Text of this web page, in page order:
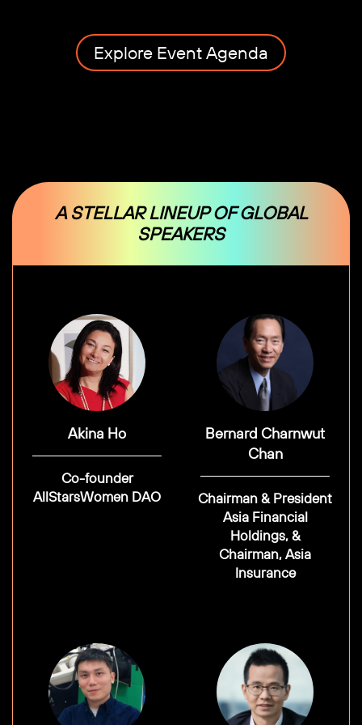
Explore Event Agenda
A STELLAR LINEUP OF GLOBAL
SPEAKERS
Akina Ho
Co-founder
AllStarsWomen DAO
Bernard Charnwut
Chan
Chairman & President
Asia Financial
Holdings, &
Chairman, Asia
Insurance